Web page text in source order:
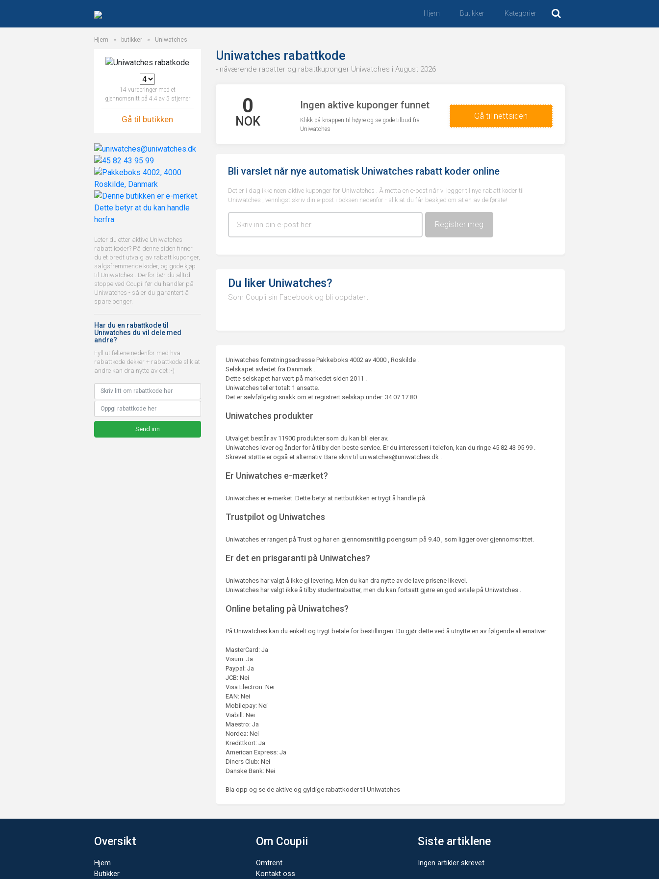
Hjem Butikker Kategorier
Hjem » butikker » Uniwatches
14 vurderinger med et
gjennomsnitt på 4.4 av 5 stjerner
Gå til butikken
Leter du etter aktive Uniwatches
rabatt koder? På denne siden finner
du et bredt utvalg av rabatt kuponger,
salgsfremmende koder, og gode kjøp
til Uniwatches . Derfor bør du alltid
stoppe ved Coupii før du handler på
Uniwatches - så er du garantert å
spare penger.
Har du en rabattkode til
Uniwatches du vil dele med
andre?
Fyll ut feltene nedenfor med hva
rabattkode dekker + rabattkode slik at
andre kan dra nytte av det :-)
Uniwatches rabattkode
- nåværende rabatter og rabattkuponger Uniwatches i August 2026
0
NOK
Ingen aktive kuponger funnet
Klikk på knappen til høyre og se gode tilbud fra
Uniwatches
Gå til nettsiden
Bli varslet når nye automatisk Uniwatches rabatt koder online
Det er i dag ikke noen aktive kuponger for Uniwatches . Å motta en e-post når vi legger til nye rabatt koder til
Uniwatches , vennligst skriv din e-post i boksen nedenfor - slik at du får beskjed om at en av de første!
Du liker Uniwatches?
Som Coupii sin Facebook og bli oppdatert
Uniwatches forretningsadresse Pakkeboks 4002 av 4000 , Roskilde .
Selskapet avledet fra Danmark .
Dette selskapet har vært på markedet siden 2011 .
Uniwatches teller totalt 1 ansatte.
Det er selvfølgelig snakk om et registrert selskap under: 34 07 17 80
Uniwatches produkter
Utvalget består av 11900 produkter som du kan bli eier av.
Uniwatches lever og ånder for å tilby den beste service. Er du interessert i telefon, kan du ringe 45 82 43 95 99 .
Skrevet støtte er også et alternativ. Bare skriv til uniwatches@uniwatches.dk .
Er Uniwatches e-mærket?
Uniwatches er e-merket. Dette betyr at nettbutikken er trygt å handle på.
Trustpilot og Uniwatches
Uniwatches er rangert på Trust og har en gjennomsnittlig poengsum på 9.40 , som ligger over gjennomsnittet.
Er det en prisgaranti på Uniwatches?
Uniwatches har valgt å ikke gi levering. Men du kan dra nytte av de lave prisene likevel.
Uniwatches har valgt ikke å tilby studentrabatter, men du kan fortsatt gjøre en god avtale på Uniwatches .
Online betaling på Uniwatches?
På Uniwatches kan du enkelt og trygt betale for bestillingen. Du gjør dette ved å utnytte en av følgende alternativer:
MasterCard: Ja
Visum: Ja
Paypal: Ja
JCB: Nei
Visa Electron: Nei
EAN: Nei
Mobilepay: Nei
Viabill: Nei
Maestro: Ja
Nordea: Nei
Kredittkort: Ja
American Express: Ja
Diners Club: Nei
Danske Bank: Nei
Bla opp og se de aktive og gyldige rabattkoder til Uniwatches
Oversikt
Hjem
Butikker
Om Coupii
Omtrent
Kontakt oss
Siste artiklene
Ingen artikler skrevet